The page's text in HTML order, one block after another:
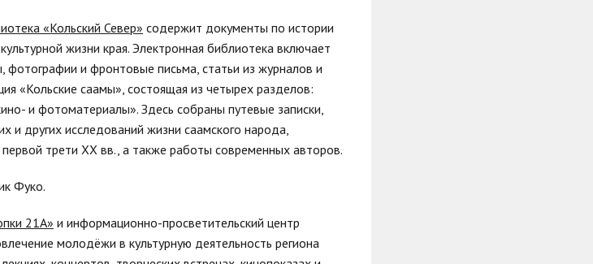
«Кольский Север» содержит документы по истории
жизни края. Электронная библиотека включает
фотографии и фронтовые письма, статьи из журналов и
«Кольские саамы», состоящая из четырех разделов:
и фотоматериалы». Здесь собраны путевые записки,
и других исследований жизни саамского народа,
трети XX вв., а также работы современных авторов.
Фуко.
21А» и информационно-просветительский центр
молодёжи в культурную деятельность региона